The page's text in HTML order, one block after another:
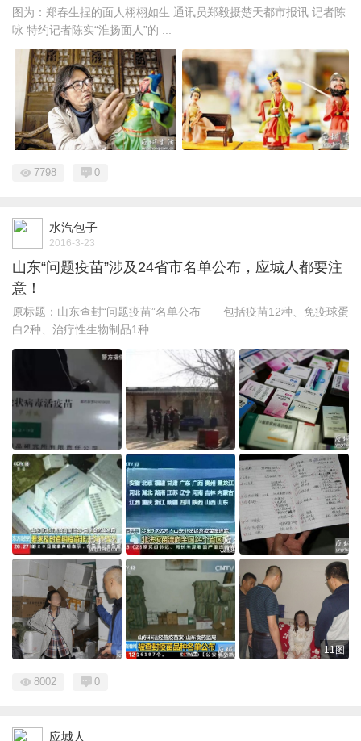
图为：郑春生捏的面人栩栩如生 通讯员郑毅摄楚天都市报讯 记者陈
咏 特约记者陈实“淮扬面人”的 ...
7798 0
水汽包子
2016-3-23
山东“问题疫苗”涉及24省市名单公布，应城人都要注
意！
原标题：山东查封“问题疫苗”名单公布 包括疫苗12种、免疫球蛋
白2种、治疗性生物制品1种 ...
11图
8002 0
应城人